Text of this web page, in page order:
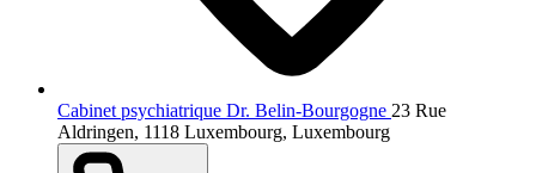
Cabinet psychiatrique Dr. Belin-Bourgogne 23 Rue
Aldringen, 1118 Luxembourg, Luxembourg